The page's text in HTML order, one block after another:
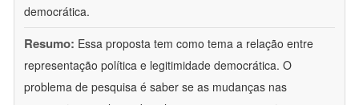
democrática.
Resumo: Essa proposta tem como tema a relação entre
representação política e legitimidade democrática. O
problema de pesquisa é saber se as mudanças nas